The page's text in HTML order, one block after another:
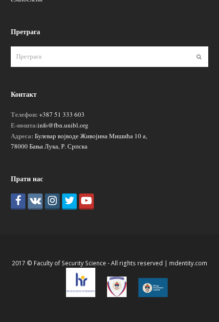
Претрага
Контакт
Телефон: +387 51 333 603
Е-пошта:info@fbn.unibl.org
Адреса: Булевар војводе Живојина Мишића 10 а,
78000 Бања Лука, Р. Српска
Прати нас
2017 © Faculty of Security Science - All rights reserved | mdentity.com